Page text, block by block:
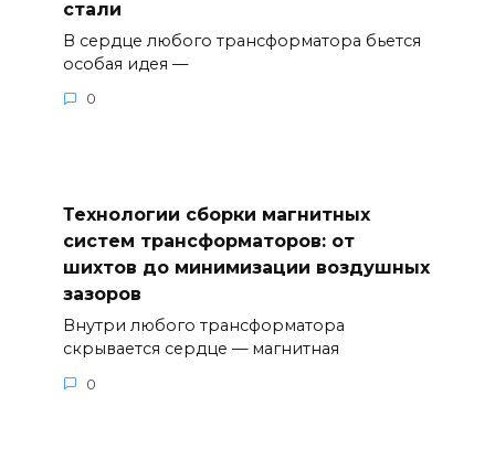
стали
В сердце любого трансформатора бьется
особая идея —
0
Технологии сборки магнитных
систем трансформаторов: от
шихтов до минимизации воздушных
зазоров
Внутри любого трансформатора
скрывается сердце — магнитная
0